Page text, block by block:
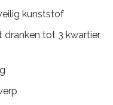
kunststof
dranken tot 3 kwartier